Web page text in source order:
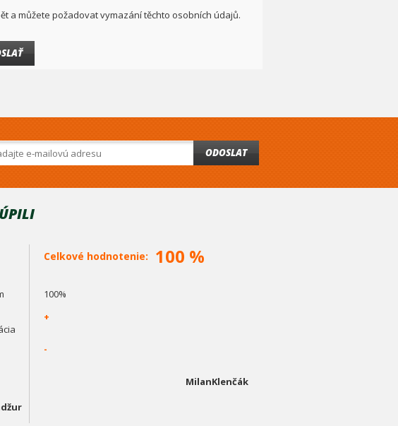
a můžete požadovat vymazání těchto osobních údajů.
ODOSLAT
Celkové hodnotenie: 100 %
100%
+
-
MilanKlenčák